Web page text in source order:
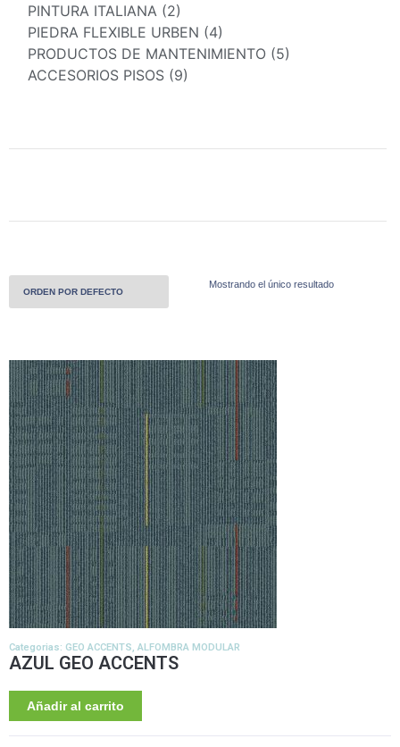
PINTURA ITALIANA (2)
PIEDRA FLEXIBLE URBEN (4)
PRODUCTOS DE MANTENIMIENTO (5)
ACCESORIOS PISOS (9)
Mostrando el único resultado
Categorias: GEO ACCENTS, ALFOMBRA MODULAR
AZUL GEO ACCENTS
Añadir al carrito